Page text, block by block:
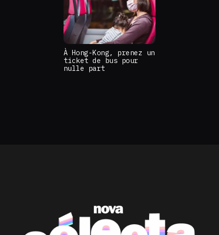
À Hong-Kong, prenez un
ticket de bus pour
nulle part